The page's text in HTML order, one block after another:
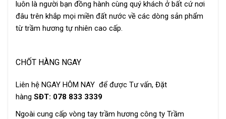
luôn là người bạn đồng hành cùng quý khách ở bất cứ nơi
đâu trên khắp mọi miền đất nước về các dòng sản phẩm
từ trầm hương tự nhiên cao cấp.
CHỐT HÀNG NGAY
Liên hệ NGAY HÔM NAY để được Tư vấn, Đặt
hàng SĐT: 078 833 3339
Ngoài cung cấp vòng tay trầm hương công ty Trầm